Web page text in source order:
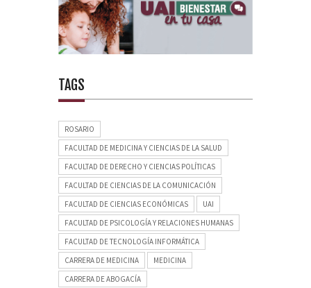
TAGS
ROSARIO
FACULTAD DE MEDICINA Y CIENCIAS DE LA SALUD
FACULTAD DE DERECHO Y CIENCIAS POLÍTICAS
FACULTAD DE CIENCIAS DE LA COMUNICACIÓN
FACULTAD DE CIENCIAS ECONÓMICAS
UAI
FACULTAD DE PSICOLOGÍA Y RELACIONES HUMANAS
FACULTAD DE TECNOLOGÍA INFORMÁTICA
CARRERA DE MEDICINA
MEDICINA
CARRERA DE ABOGACÍA